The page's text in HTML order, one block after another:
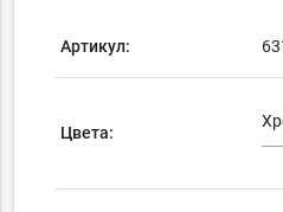
Артикул:
Цвета: